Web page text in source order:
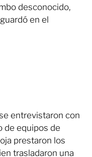
desconocido,
en el
entrevistaron con
de equipos de
prestaron los
trasladaron una